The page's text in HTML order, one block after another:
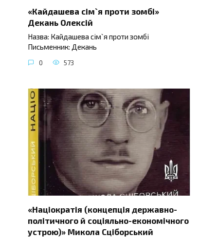
«Кайдашева сім`я проти зомбі»
Декань Олексій
Назва: Кайдашева сім`я проти зомбі
Письменник: Декань
0 573
«Націократія (концепція державно-
політичного й соціяльно-економічного
устрою)» Микола Сціборський